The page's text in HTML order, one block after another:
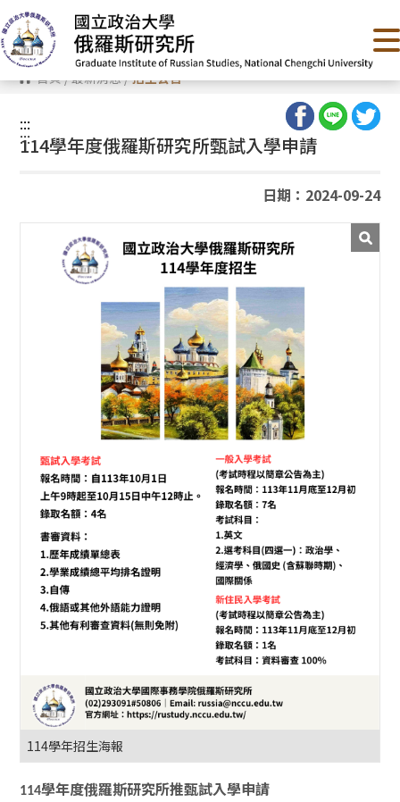
跳
到
主
要
內
容 首頁/最新消息/招生公告
:::
:::
114學年度俄羅斯研究所甄試入學申請
日期：2024-09-24
114學年招生海報
114學年度俄羅斯研究所推甄試入學申請